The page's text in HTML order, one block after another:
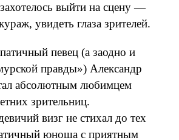
выйти на сцену —
увидеть глаза зрителей.
певец (а заодно и
правды») Александр
абсолютным любимцем
зрительниц.
визг не стихал до тех
юноша с приятным